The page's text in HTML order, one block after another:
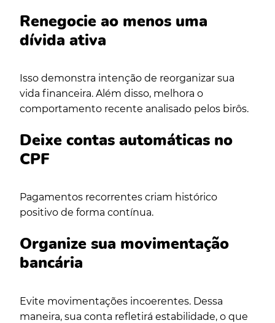
Renegocie ao menos uma
dívida ativa
Isso demonstra intenção de reorganizar sua
vida financeira. Além disso, melhora o
comportamento recente analisado pelos birôs.
Deixe contas automáticas no
CPF
Pagamentos recorrentes criam histórico
positivo de forma contínua.
Organize sua movimentação
bancária
Evite movimentações incoerentes. Dessa
maneira, sua conta refletirá estabilidade, o que